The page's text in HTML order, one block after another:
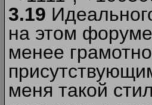
3.19
на этом
менее
меня такой